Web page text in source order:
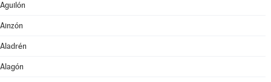
Aguilón
Ainzón
Aladrén
Alagón